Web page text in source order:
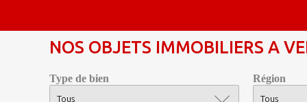
NOS OBJETS IMMOBILIERS A
Type de bien Région